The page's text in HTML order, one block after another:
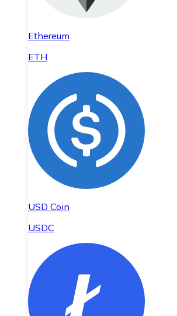
Ethereum
ETH
USD Coin
USDC